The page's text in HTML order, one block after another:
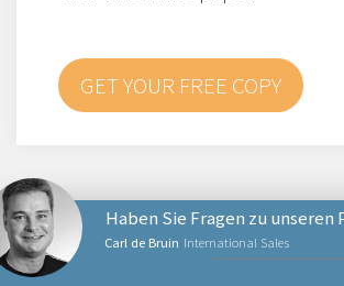
GET YOUR FREE COPY
Carl de Bruin International Sales
Haben Sie Fragen zu unseren
NETZWERKPRODUKTE